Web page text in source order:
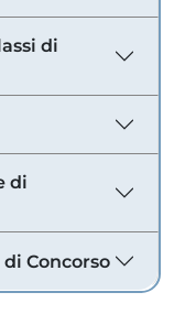
di
di
Concorso